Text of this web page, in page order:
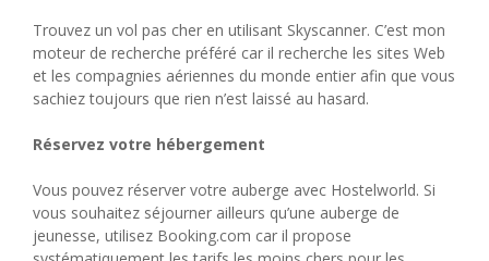
Trouvez un vol pas cher en utilisant Skyscanner. C’est mon
moteur de recherche préféré car il recherche les sites Web
et les compagnies aériennes du monde entier afin que vous
sachiez toujours que rien n’est laissé au hasard.
Réservez votre hébergement
Vous pouvez réserver votre auberge avec Hostelworld. Si
vous souhaitez séjourner ailleurs qu’une auberge de
jeunesse, utilisez Booking.com car il propose